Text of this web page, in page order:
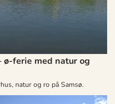
ø-ferie med natur og
natur og ro på Samsø.